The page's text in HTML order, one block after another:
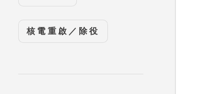
核電重啟／除役